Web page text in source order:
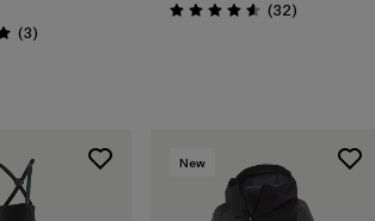
/ 5
(3Comentarios
)
Valoración: 4.6 / 5
(32Comentarios
)
New